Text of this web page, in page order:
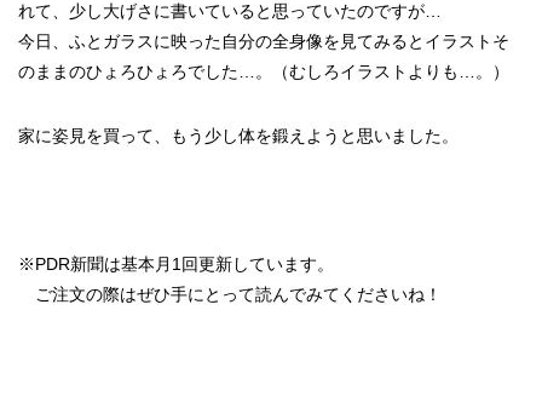
れて、少し大げさに書いていると思っていたのですが…
今日、ふとガラスに映った自分の全身像を見てみるとイラストそ
のままのひょろひょろでした…。（むしろイラストよりも…。）
家に姿見を買って、もう少し体を鍛えようと思いました。
※PDR新聞は基本月1回更新しています。
ご注文の際はぜひ手にとって読んでみてくださいね！